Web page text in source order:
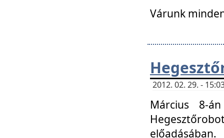
Várunk
2012. 02. 29. -
Március 8-
előadásában.